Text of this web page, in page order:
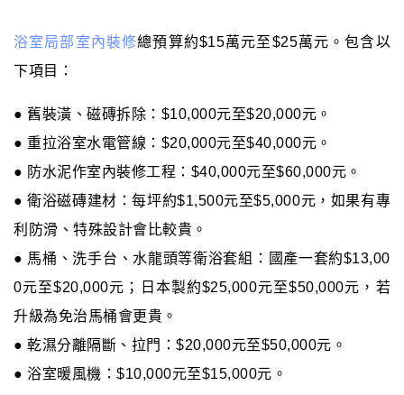
浴室局部室內裝修總預算約$15萬元至$25萬元。包含以
下項目：
● 舊裝潢、磁磚拆除：$10,000元至$20,000元。
● 重拉浴室水電管線：$20,000元至$40,000元。
● 防水泥作室內裝修工程：$40,000元至$60,000元。
● 衛浴磁磚建材：每坪約$1,500元至$5,000元，如果有專
利防滑、特殊設計會比較貴。
● 馬桶、洗手台、水龍頭等衛浴套組：國產一套約$13,00
0元至$20,000元；日本製約$25,000元至$50,000元，若
升級為免治馬桶會更貴。
● 乾濕分離隔斷、拉門：$20,000元至$50,000元。
● 浴室暖風機：$10,000元至$15,000元。